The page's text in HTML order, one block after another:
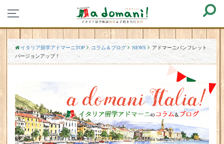
イタリア留学アドマーニTOP コラム＆ブログ NEWS
アドマーニパンフレット
バージョンアップ！